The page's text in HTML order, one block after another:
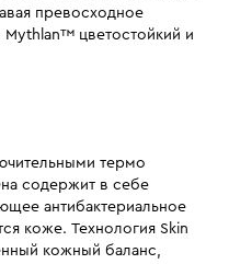
превосходное
цветостойкий и
термо
содержит в себе
антибактериальное
коже. Технология Skin
кожный баланс,